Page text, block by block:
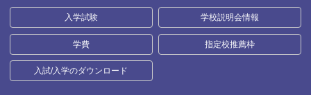
入学試験 学校説明会情報
学費 指定校推薦枠
入試/入学のダウンロード